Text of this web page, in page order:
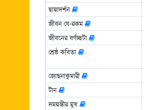
ছায়াদর্শন
জীবন যে-রকম
জীবনের বর্ণচ্ছটা
শ্রেষ্ঠ কবিতা
জোছনাকুমারী
টান
দময়ন্তীর মুখ